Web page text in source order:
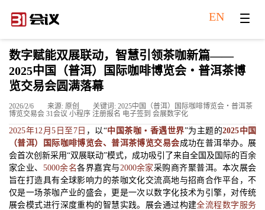
EN
数字赋能双展联动，智慧引领茶咖新篇——
2025中国（普洱）国际咖啡博览会・普洱茶博
览交易会圆满落幕
2026/2/6 来源: 原创
关键词: 2025中国（普洱）国际咖啡博览会・普洱茶
博览交易会 31会议 小程序 注册报名 电子签到 会展数字化
2025年12月5日至7日 ，以“中国茶咖・香遇世界”为主题的2025中国
（普洱）国际咖啡博览会、普洱茶博览交易会成功在普洱举办。展
会首次创新采用“双展联动”模式，成功吸引了来自全国及国际的百余
家企业、 5000余名各界嘉宾与 2000余家采购商齐聚普洱。本次展会
旨在打造具有全球影响力的茶咖文化交流高地与招商合作平台，不
仅是一场茶咖产业的盛会，更是一次以数字化技术为引擎，对传统
展会模式进行深度重构的智慧实践。展会通过构建全流程数字服务